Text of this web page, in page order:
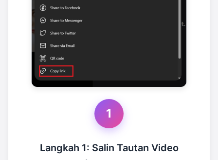
1
Langkah 1: Salin Tautan Video